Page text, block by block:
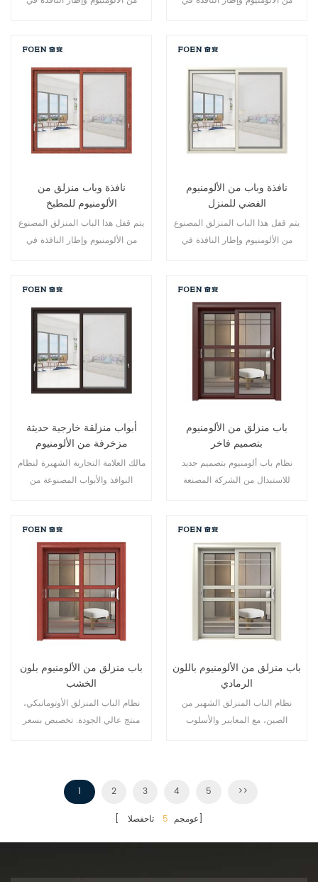
أنواع مختلفة من الأبواب لتلبية
الأبواب لتلبية الاحتياجات المعمارية
المختلفة
نافذة وباب منزلق من
الألومنيوم للمطبخ
يتم قفل هذا الباب المنزلق المصنوع
من الألومنيوم وإطار النافذة في
الأبواب لتلبية الاحتياجات المعمارية
المختلفة
نافذة وباب من الألومنيوم
الفضي للمنزل
يتم قفل هذا الباب المنزلق المصنوع
من الألومنيوم وإطار النافذة في
الأبواب لتلبية الاحتياجات المعمارية
المختلفة.
أبواب منزلقة خارجية حديثة
مزخرفة من الألومنيوم
مالك العلامة التجارية الشهيرة لنظام
النوافذ والأبواب المصنوعة من
باب منزلق من الألومنيوم
بتصميم فاخر
نظام باب ألومنيوم بتصميم جديد
للاستبدال من الشركة المصنعة
باب منزلق من الألومنيوم بلون
الخشب
نظام الباب المنزلق الأوتوماتيكي،
منتج عالي الجودة. تخصيص بسعر
باب منزلق من الألومنيوم باللون
الرمادي
نظام الباب المنزلق الشهير من
الصين، مع المعايير والأسلوب
1 2 3 4 5 >>
[ عومجم 5 تاحفصلا]